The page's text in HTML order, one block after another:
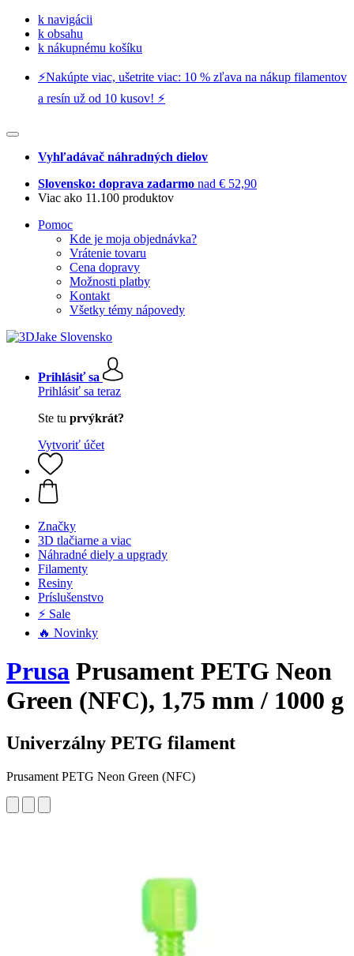
k navigácii
k obsahu
k nákupnému košíku
⚡️Nakúpte viac, ušetrite viac: 10 % zľava na nákup filamentov
a resín už od 10 kusov! ⚡️
Vyhľadávač náhradných dielov
Slovensko: doprava zadarmo nad € 52,90
Viac ako 11.100 produktov
Pomoc
Kde je moja objednávka?
Vrátenie tovaru
Cena dopravy
Možnosti platby
Kontakt
Všetky témy nápovedy
Prihlásiť sa
Prihlásiť sa teraz
Ste tu prvýkrát?
Vytvoriť účet
Značky
3D tlačiarne a viac
Náhradné diely a upgrady
Filamenty
Resiny
Príslušenstvo
⚡ Sale
🔥 Novinky
Prusa Prusament PETG Neon
Green (NFC), 1,75 mm / 1000 g
Univerzálny PETG filament
Prusament PETG Neon Green (NFC)